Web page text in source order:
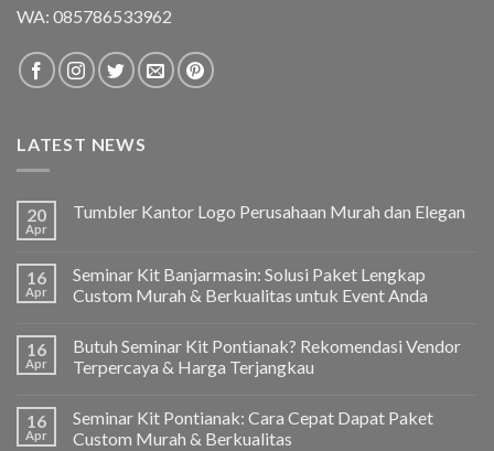
WA: 085786533962
LATEST NEWS
20
Apr
Tumbler Kantor Logo Perusahaan Murah dan Elegan
16
Apr
Seminar Kit Banjarmasin: Solusi Paket Lengkap
Custom Murah & Berkualitas untuk Event Anda
16
Apr
Butuh Seminar Kit Pontianak? Rekomendasi Vendor
Terpercaya & Harga Terjangkau
16
Apr
Seminar Kit Pontianak: Cara Cepat Dapat Paket
Custom Murah & Berkualitas